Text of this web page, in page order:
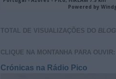
TOTAL DE VISUALIZAÇÕES DO BLOG
CLIQUE NA MONTANHA PARA OUVIR:
Crónicas na Rádio Pico